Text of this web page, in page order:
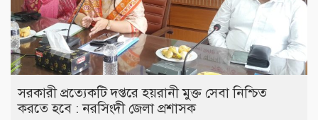
সরকারী প্রত্যেকটি দপ্তরে হয়রানী মুক্ত সেবা নিশ্চিত
করতে হবে : নরসিংদী জেলা প্রশাসক